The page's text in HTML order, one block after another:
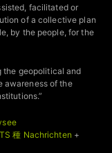
facilitated or
of a collective plan
by the people, for the
the geopolitical and
awareness of the
種 Nachrichten +